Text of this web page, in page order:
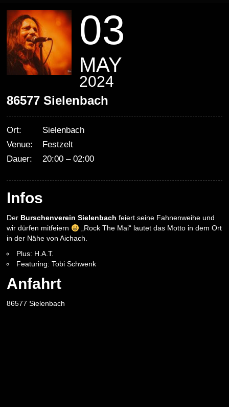
03
MAY
2024
86577 Sielenbach
Ort:
Sielenbach
Venue:
Festzelt
Dauer:
20:00 – 02:00
Infos
Der Burschenverein Sielenbach feiert seine Fahnenweihe und
wir dürfen mitfeiern
„Rock The Mai“ lautet das Motto in dem Ort
in der Nähe von Aichach.
Plus: H.A.T.
Featuring: Tobi Schwenk
Anfahrt
86577 Sielenbach